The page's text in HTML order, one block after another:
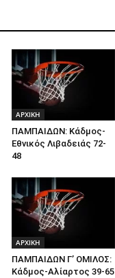
ΑΡΧΙΚΗ
ΠΑΜΠΑΙΔΩΝ: Κάδμος-
Εθνικός Λιβαδειάς 72-
48
ΑΡΧΙΚΗ
ΠΑΜΠΑΙΔΩΝ Γ’ ΟΜΙΛΟΣ:
Κάδμος-Αλίαρτος 39-65